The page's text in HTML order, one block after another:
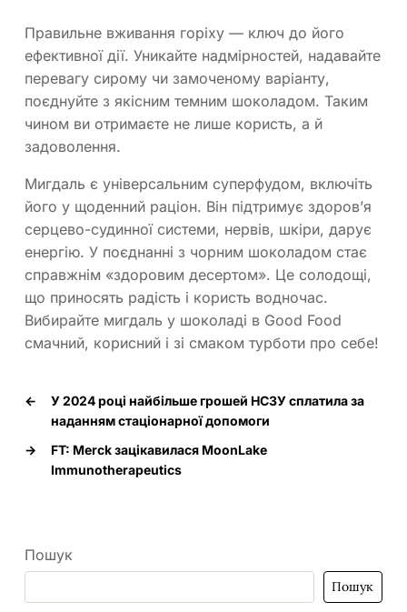
Правильне вживання горіху — ключ до його
ефективної дії. Уникайте надмірностей, надавайте
перевагу сирому чи замоченому варіанту,
поєднуйте з якісним темним шоколадом. Таким
чином ви отримаєте не лише користь, а й
задоволення.
Мигдаль є універсальним суперфудом, включіть
його у щоденний раціон. Він підтримує здоров’я
серцево-судинної системи, нервів, шкіри, дарує
енергію. У поєднанні з чорним шоколадом стає
справжнім «здоровим десертом». Це солодощі,
що приносять радість і користь водночас.
Вибирайте мигдаль у шоколаді в Good Food
смачний, корисний і зі смаком турботи про себе!
←
У 2024 році найбільше грошей НСЗУ сплатила за
наданням стаціонарної допомоги
→
FT: Merck зацікавилася MoonLake
Immunotherapeutics
Пошук
Пошук